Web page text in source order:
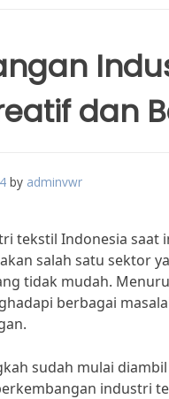
dan
by adminvwr
tekstil Indonesia
salah satu sektor
tidak mudah.
berbagai
sudah mulai
industri